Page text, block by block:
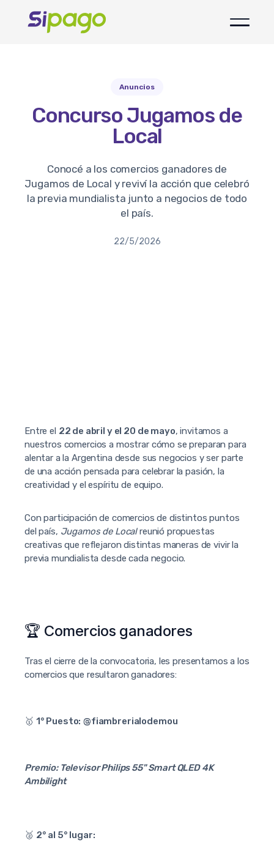
Anuncios
Concurso Jugamos de
Local
Conocé a los comercios ganadores de
Jugamos de Local y reviví la acción que celebró
la previa mundialista junto a negocios de todo
el país.
22/5/2026
Entre el 22 de abril y el 20 de mayo, invitamos a
nuestros comercios a mostrar cómo se preparan para
alentar a la Argentina desde sus negocios y ser parte
de una acción pensada para celebrar la pasión, la
creatividad y el espíritu de equipo.
Con participación de comercios de distintos puntos
del país, Jugamos de Localreunió propuestas
creativas que reflejaron distintas maneras de vivir la
previa mundialista desde cada negocio.
🏆 Comercios ganadores
Tras el cierre de la convocatoria, les presentamos a los
comercios que resultaron ganadores:
🥇 1° Puesto: @fiambrerialodemou
Premio: Televisor Philips 55" Smart QLED 4K
Ambilight
🥈 2° al 5° lugar: